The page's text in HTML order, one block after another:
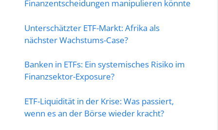
Finanzentscheidungen manipulieren könnte
Unterschätzter ETF-Markt: Afrika als
nächster Wachstums-Case?
Banken in ETFs: Ein systemisches Risiko im
Finanzsektor-Exposure?
ETF-Liquidität in der Krise: Was passiert,
wenn es an der Börse wieder kracht?